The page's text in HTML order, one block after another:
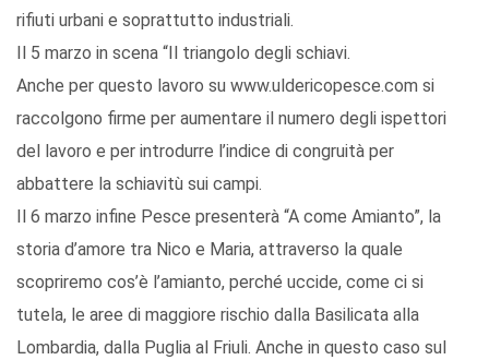
rifiuti urbani e soprattutto industriali.
Il 5 marzo in scena “Il triangolo degli schiavi.
Anche per questo lavoro su www.uldericopesce.com si
raccolgono firme per aumentare il numero degli ispettori
del lavoro e per introdurre l’indice di congruità per
abbattere la schiavitù sui campi.
Il 6 marzo infine Pesce presenterà “A come Amianto”, la
storia d’amore tra Nico e Maria, attraverso la quale
scopriremo cos’è l’amianto, perché uccide, come ci si
tutela, le aree di maggiore rischio dalla Basilicata alla
Lombardia, dalla Puglia al Friuli. Anche in questo caso sul